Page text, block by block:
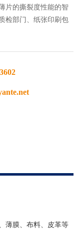
片的撕裂度性能的智
检部门、纸张印刷包
薄膜、布料、皮革等